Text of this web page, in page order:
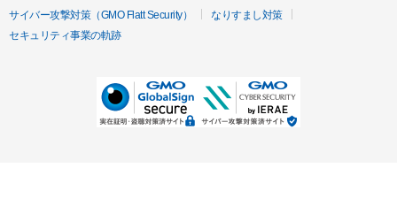
サイバー攻撃対策（GMO Flatt Security）
なりすまし対策
セキュリティ事業の軌跡